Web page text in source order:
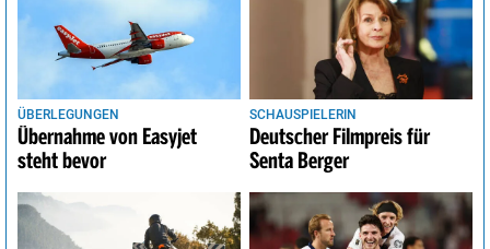
ÜBERLEGUNGEN
Übernahme von Easyjet
steht bevor
SCHAUSPIELERIN
Deutscher Filmpreis für
Senta Berger